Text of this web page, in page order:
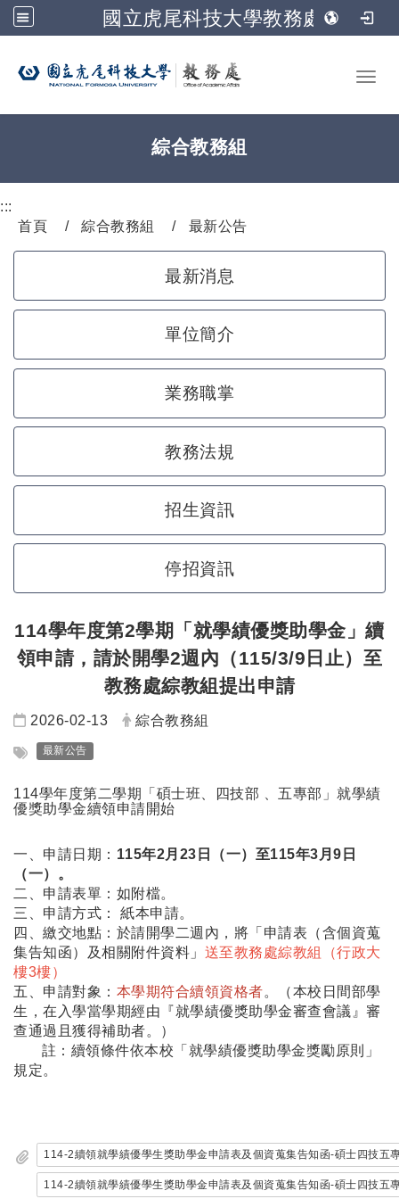
國立虎尾科技大學教務處
跳到主要內容
綜合教務組
:::
首頁
綜合教務組 最新公告
最新消息
單位簡介
業務職掌
教務法規
招生資訊
停招資訊
114學年度第2學期「 就學績優獎助學金 」續
領申請，請於開學2週內（115/3/9日止）至
教務處綜教組提出申請
日期：
2026-02-13 發布者：
綜合教務組
標籤：
最新公告
114學年度第二學期「碩士班、四技部 、五專部」就學績
優獎助學金續領申請開始
一、申請日期： 115年2月23日（一）至115年3月9日
（一）。
二、申請表單：如附檔。
三、申請方式： 紙本申請。
四、繳交地點：於請開學二週內，將「申請表（含個資蒐
集告知函）及相關附件資料」 送至教務處綜教組（行政大
樓3樓）
五、申請對象： 本學期符合續領資格者。（本校日間部學
生，在入學當學期經由『就學績優獎助學金審查會議』審
查通過且獲得補助者。）
註：續領條件依本校 「就學績優獎助學金獎勵原則」
規定。
114-2續領就學績優學生獎助學金申請表及個資蒐集告知函-碩士四技五
114-2續領就學績優學生獎助學金申請表及個資蒐集告知函-碩士四技五